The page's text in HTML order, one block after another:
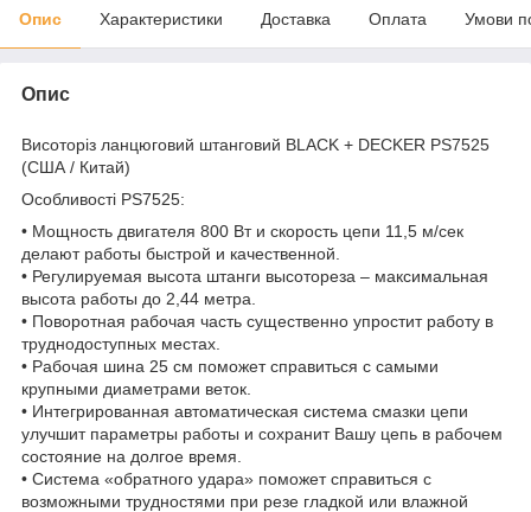
Опис Характеристики Доставка Оплата Умови
Опис
Висоторіз ланцюговий штанговий BLACK + DECKER PS7525
(США / Китай)
Особливості PS7525:
• Мощность двигателя 800 Вт и скорость цепи 11,5 м/сек
делают работы быстрой и качественной.
• Регулируемая высота штанги высотореза – максимальная
высота работы до 2,44 метра.
• Поворотная рабочая часть существенно упростит работу в
труднодоступных местах.
• Рабочая шина 25 см поможет справиться с самыми
крупными диаметрами веток.
• Интегрированная автоматическая система смазки цепи
улучшит параметры работы и сохранит Вашу цепь в рабочем
состояние на долгое время.
• Система «обратного удара» поможет справиться с
возможными трудностями при резе гладкой или влажной